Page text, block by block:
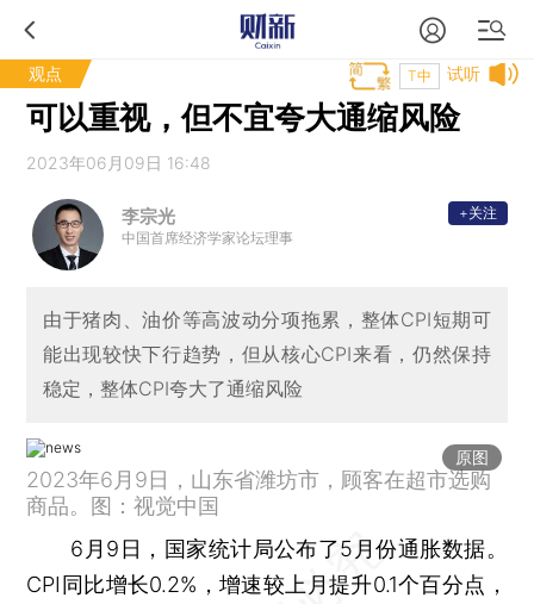
观点 试听
T中
可以重视，但不宜夸大通缩风险
2023年06月09日 16:48
李宗光
中国首席经济学家论坛理事
+关注
由于猪肉、油价等高波动分项拖累，整体CPI短期可
能出现较快下行趋势，但从核心CPI来看，仍然保持
稳定，整体CPI夸大了通缩风险
原图
2023年6月9日，山东省潍坊市，顾客在超市选购
商品。图：视觉中国
6月9日，国家统计局公布了5月份通胀数据。
CPI同比增长0.2%，增速较上月提升0.1个百分点，